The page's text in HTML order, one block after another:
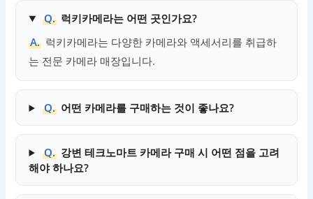
Q. 럭키카메라는 어떤 곳인가요?
A. 럭키카메라는 다양한 카메라와 액세서리를 취급하
는 전문 카메라 매장입니다.
Q. 어떤 카메라를 구매하는 것이 좋나요?
Q. 강변 테크노마트 카메라 구매 시 어떤 점을 고려
해야 하나요?